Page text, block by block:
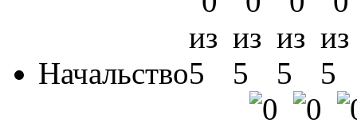
Начальство